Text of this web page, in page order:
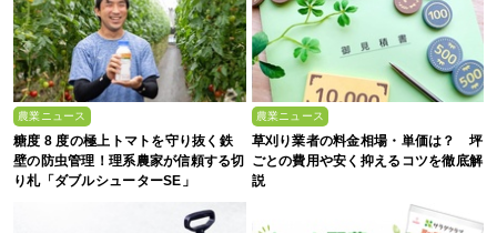
農業ニュース
糖度 8 度の極上トマトを守り抜く鉄
壁の防虫管理！理系農家が信頼する切
り札「ダブルシューターSE」
農業ニュース
草刈り業者の料金相場・単価は？ 坪
ごとの費用や安く抑えるコツを徹底解
説